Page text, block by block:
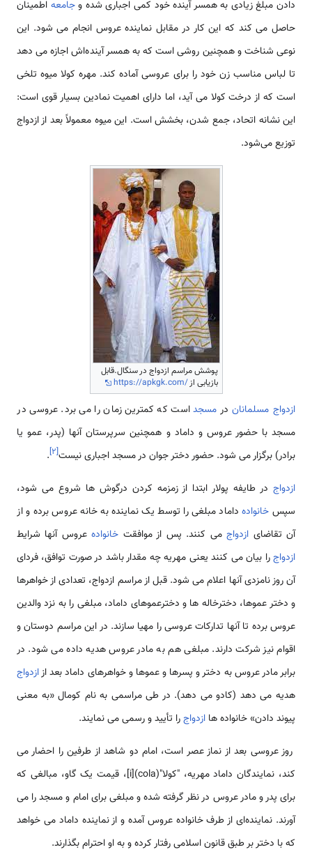
دادن مبلغ زیادی به همسر آینده خود کمی اجباری شده وجامعه اطمینان
حاصل می کند که این کار در مقابل نماینده عروس انجام می شود. این
نوعی شناخت و همچنین روشی است که به همسر آینده‌اش اجازه می دهد
تا لباس مناسب زن خود را برای عروسی آماده کند. مهره کولا میوه تلخی
است که از درخت کولا می آید، اما دارای اهمیت نمادین بسیار قوی است:
این نشانه اتحاد، جمع شدن، بخشش است. این میوه معمولاً بعد از ازدواج
توزیع می‌شود.
پوشش مراسم ازدواج در سنگال.قابل
بازیابی ازhttps://apkgk.com/
ازدواج مسلماناندر مسجداست که کمترین زمان را می برد. عروسی در
مسجد با حضور عروس و داماد و همچنین سرپرستان آنها (پدر، عمو یا
برادر) برگزار می شود. حضور دختر جوان در مسجد اجباری نیست[۲]
.
ازدواج در طایفه پولار ابتدا از زمزمه کردن درگوش ها شروع می شود،
سپس خانوادهداماد مبلغی را توسط یک نماینده به خانه عروس برده و از
آن تقاضای ازدواجمی کنند. پس از موافقت خانوادهعروس آنها شرایط
ازدواجرا بیان می کنند یعنی مهریه چه مقدار باشد در صورت توافق، فردای
آن روز نامزدی آنها اعلام می شود. قبل از مراسم ازدواج، تعدادی از خواهرها
و دختر عموها، دخترخاله ها و دخترعمو‌های داماد، مبلغی را به نزد والدین
عروس برده تا آنها تدارکات عروسی را مهیا سازند. در این مراسم دوستان و
اقوام نیز شرکت دارند. مبلغی هم به مادر عروس هدیه داده می شود. در
برابر مادر عروس به دختر و پسرها و عموها و خواهرهای داماد بعد ازازدواج
هدیه می دهد (کادو می دهد). در طی مراسمی به نام کومال «به معنی
پیوند دادن» خانواده ها ازدواجرا تأیید و رسمی می نمایند.
روز عروسی بعد از نماز عصر است، امام دو شاهد از طرفین را احضار می
کند، نمایندگان داماد مهریه، "کولا"(cola)[i]، قیمت یک گاو، مبالغی که
برای پدر و مادر عروس در نظر گرفته شده و مبلغی برای امام و مسجد را می
آورند. نماینده‌ای از طرف خانواده عروس آمده و از نماینده داماد می خواهد
که با دختر بر طبق قانون اسلامی رفتار کرده و به او احترام بگذارند.